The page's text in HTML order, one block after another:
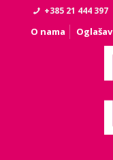
+385 21 444 397
O nama